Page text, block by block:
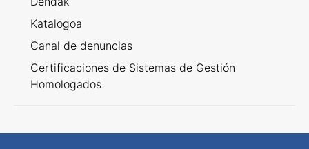
Katalogoa
Canal de denuncias
Certificaciones de Sistemas de Gestión
Homologados